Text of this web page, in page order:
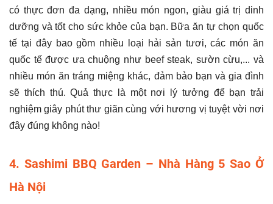
có thực đơn đa dạng, nhiều món ngon, giàu giá trị dinh
dưỡng và tốt cho sức khỏe của bạn. Bữa ăn tự chọn quốc
tế tại đây bao gồm nhiều loại hải sản tươi, các món ăn
quốc tế được ưa chuộng như beef steak, sườn cừu,... và
nhiều món ăn tráng miệng khác, đảm bảo bạn và gia đình
sẽ thích thú. Quả thực là một nơi lý tưởng để bạn trải
nghiệm giây phút thư giãn cùng với hương vị tuyệt vời nơi
đây đúng không nào!
4. Sashimi BBQ Garden – Nhà Hàng 5 Sao Ở
Hà Nội